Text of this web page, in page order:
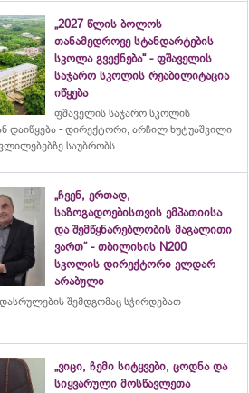
„2027 წლის ბოლოს
თანამედროვე სტანდარტების
სკოლა გვექნება“ - ფშაველის
საჯარო სკოლის რეაბილიტაცია
იწყება
ფშაველის საჯარო სკოლის
დაიწყება - დირექტორი, არჩილ ხუტუაშვილი
საუბრობს
„ჩვენ, ერთად,
საზოგადოებისთვის ემპათიისა
და შემწყნარებლობის მაგალითი
ვართ“ - თბილისის N200
სკოლის დირექტორი ელდარ
არაბული
შემდგომაც სჭირდებათ
„ვიცი, ჩემი სიტყვები, ცოდნა და
სიყვარული მოსწავლეთა